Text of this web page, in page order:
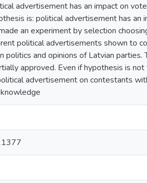
advertisement has an impact on
is: political advertisement has
an experiment by selection
political advertisements shown to
politics and opinions of Latvian
approved. Even if hypothesis is
advertisement on contestants